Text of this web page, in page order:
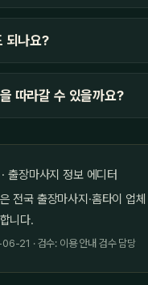
되나요?
따라갈 수 있을까요?
· 출장마사지 정보 에디터
전국 출장마사지·홈타이 업
니다.
21 · 검수: 이용 안내 검수 담당